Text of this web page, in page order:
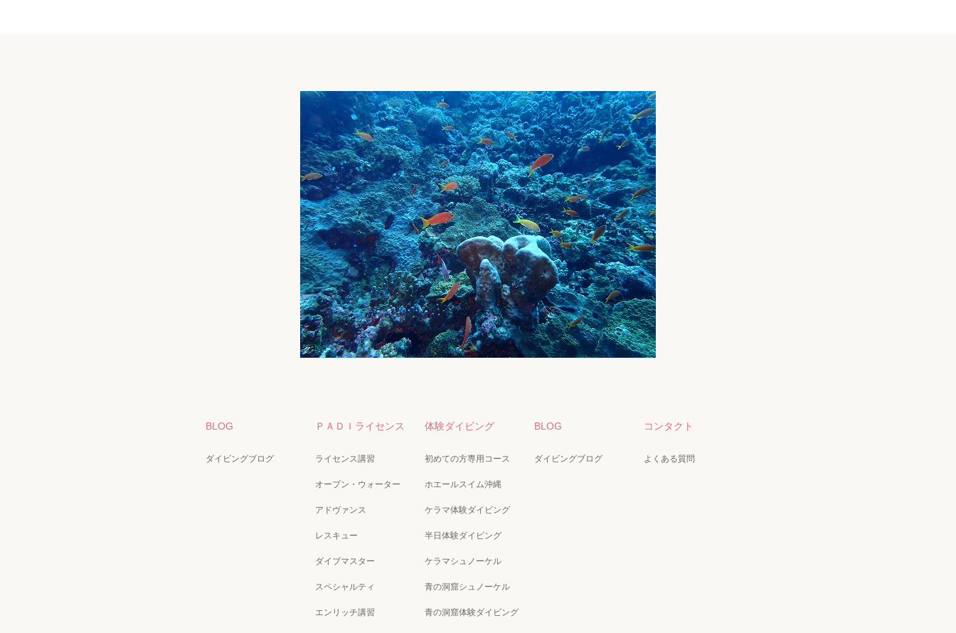
BLOG
ダイビングブログ
ＰＡＤＩライセンス
ライセンス講習
オープン・ウォーター
アドヴァンス
レスキュー
ダイブマスター
スペシャルティ
エンリッチ講習
体験ダイビング
初めての方専用コース
ホエールスイム沖縄
ケラマ体験ダイビング
半日体験ダイビング
ケラマシュノーケル
青の洞窟シュノーケル
青の洞窟体験ダイビング
BLOG
ダイビングブログ
コンタクト
よくある質問